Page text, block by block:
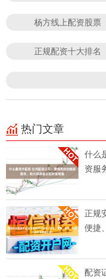
杨方线上配资股票
正规配资十大排名
热门文章
什么
资服
正规
便捷
配资